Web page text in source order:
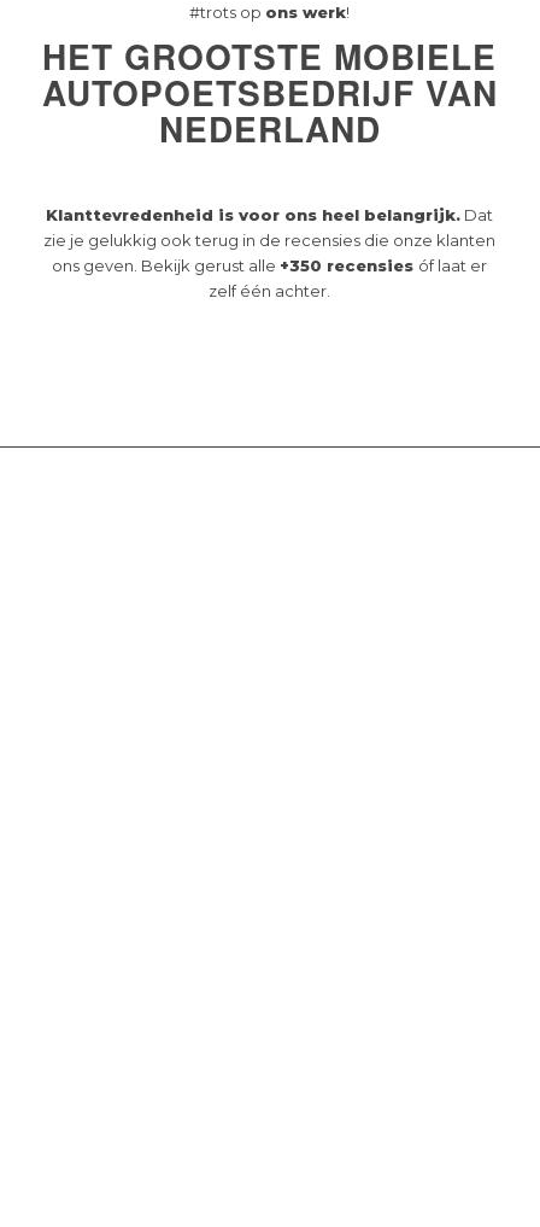
#trots op ons werk!
HET GROOTSTE MOBIELE
AUTOPOETSBEDRIJF VAN
NEDERLAND
Klanttevredenheid is voor ons heel belangrijk. Dat
zie je gelukkig ook terug in de recensies die onze klanten
ons geven. Bekijk gerust alle +350 recensies óf laat er
zelf één achter.